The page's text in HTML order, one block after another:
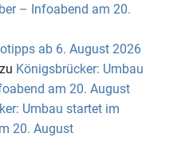
– Infoabend am 20.
ab 6. August 2026
Königsbrücker: Umbau
am 20. August
Umbau startet im
20. August